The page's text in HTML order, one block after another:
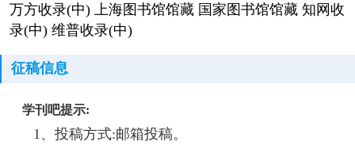
万方收录(中) 上海图书馆馆藏 国家图书馆馆藏 知网收
录(中) 维普收录(中)
征稿信息
学刊吧提示:
1、投稿方式:邮箱投稿。